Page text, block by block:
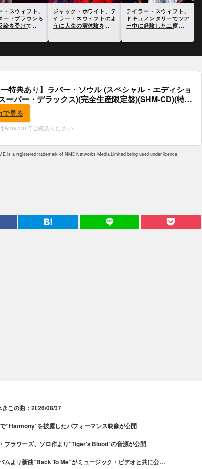
・スウィフト、
ー・ブラウンら
論を受けてさら
ジャック・ホワイト、テ
イラー・スウィフトのよ
うに人生の実体験を歌詞
テイラー・スウィフト、
ドキュメンタリーでツア
ー中に経験した二度の破
ー特典あり】ラバー・ソウル (スペシャル・エディショ
ーパー・デラックス)(完全生産限定盤)(SHM-CD)(特
ター付)
見る
Amazonでご確認ください
is a registered trademark of NME Networks Media Limited being used under licence.
この曲：2026/08/07
“Harmony”を披露したパフォーマンス映像が公開
フラワーズ、ソロ作より“Tiger's Blood”の音源が公開
ムより新曲“Back To Me”がミュージック・ビデオと共に公…